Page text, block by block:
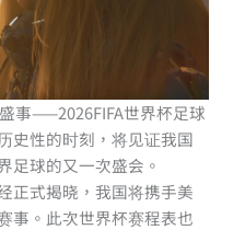
事——2026FIFA世界杯足球
史性的时刻，将见证我国
足球的又一次盛会。
正式揭晓，我国将携手美
事。此次世界杯赛程表也